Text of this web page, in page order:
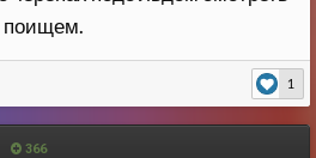
поищем.
1
366